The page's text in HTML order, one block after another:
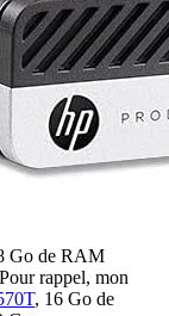
Go de RAM
rappel, mon
, 16 Go de